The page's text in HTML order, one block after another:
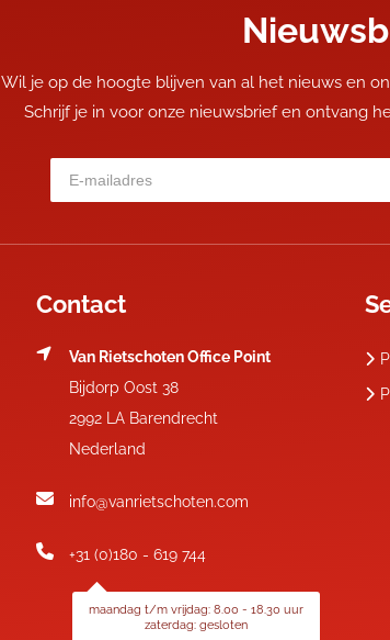
Wil je op de hoogte blijven van al het nieuws en
Schrijf je in voor onze nieuwsbrief en ontvang
Contact
Van Rietschoten Office Point
Bijdorp Oost 38
2992 LA Barendrecht
Nederland
info@vanrietschoten.com
+31 (0)180 - 619 744
maandag t/m vrijdag: 8.00 - 18.30 uur
zaterdag: gesloten